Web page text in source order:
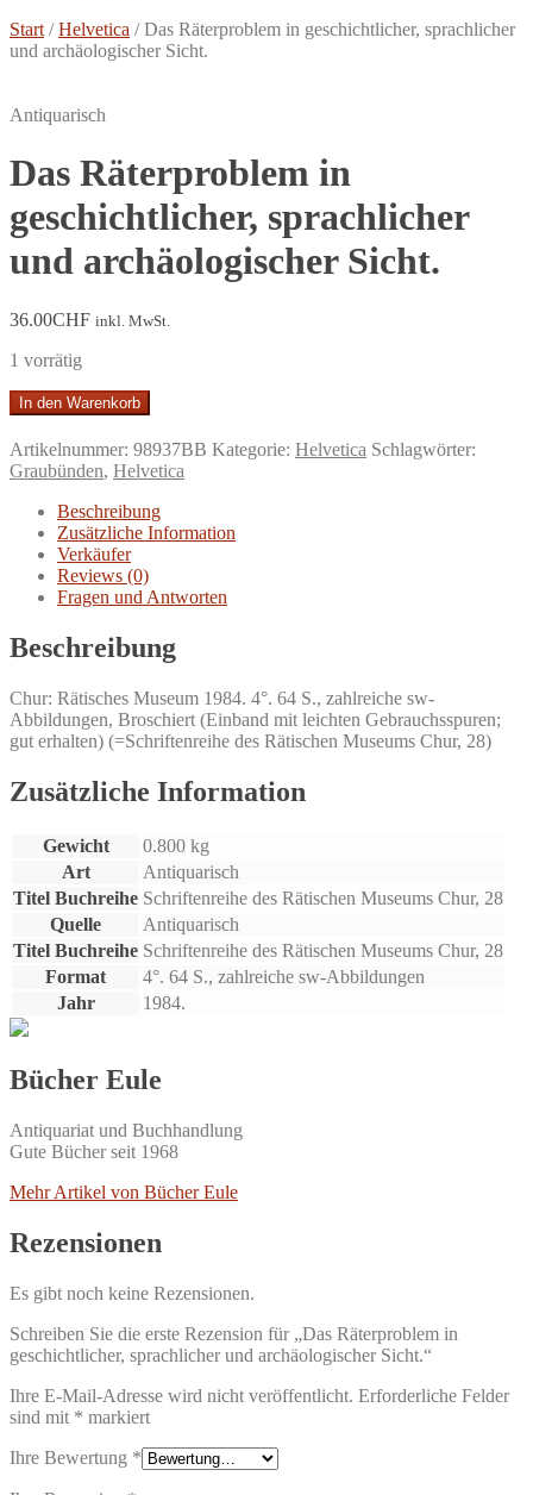
Start /Helvetica /Das Räterproblem in geschichtlicher, sprachlicher
und archäologischer Sicht.
Antiquarisch
Das Räterproblem in
geschichtlicher, sprachlicher
und archäologischer Sicht.
36.00CHF inkl. MwSt.
1 vorrätig
Das
Räterproblem
in
geschichtlicher,
sprachlicher
archäologischer
Sicht.
Menge
In den Warenkorb
Artikelnummer: 98937BB Kategorie: Helvetica Schlagwörter:
Graubünden, Helvetica
Beschreibung
Zusätzliche Information
Verkäufer
Reviews (0)
Fragen und Antworten
Beschreibung
Chur: Rätisches Museum 1984. 4°. 64 S., zahlreiche sw-
Abbildungen, Broschiert (Einband mit leichten Gebrauchsspuren;
gut erhalten) (=Schriftenreihe des Rätischen Museums Chur, 28)
Zusätzliche Information
Gewicht
0.800 kg
Art
Antiquarisch
Titel Buchreihe Schriftenreihe des Rätischen Museums Chur, 28
Quelle
Antiquarisch
Titel Buchreihe Schriftenreihe des Rätischen Museums Chur, 28
Format
4°. 64 S., zahlreiche sw-Abbildungen
Jahr
1984.
Bücher Eule
Antiquariat und Buchhandlung
Gute Bücher seit 1968
Mehr Artikel von Bücher Eule
Rezensionen
Es gibt noch keine Rezensionen.
Schreiben Sie die erste Rezension für „Das Räterproblem in
geschichtlicher, sprachlicher und archäologischer Sicht.“
Ihre E-Mail-Adresse wird nicht veröffentlicht. Erforderliche Felder
sind mit * markiert
Ihre Bewertung *